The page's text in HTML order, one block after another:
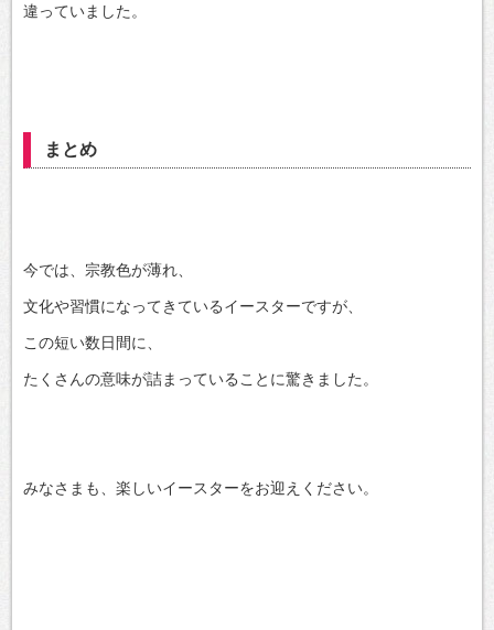
違っていました。
まとめ
今では、宗教色が薄れ、
文化や習慣になってきているイースターですが、
この短い数日間に、
たくさんの意味が詰まっていることに驚きました。
みなさまも、楽しいイースターをお迎えください。